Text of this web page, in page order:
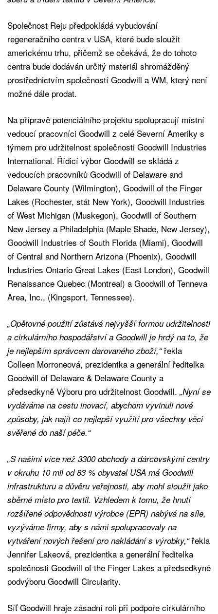
Společnost Reju předpokládá vybudování
regeneračního centra v USA, které bude sloužit
americkému trhu, přičemž se očekává, že do tohoto
centra bude dodáván určitý materiál shromážděný
prostřednictvím společností Goodwill a WM, který není
možné dále prodat.
Na přípravě potenciálního projektu spolupracují místní
vedoucí pracovníci Goodwill z celé Severní Ameriky s
týmem pro udržitelnost společnosti Goodwill Industries
International. Řídicí výbor Goodwill se skládá z
vedoucích pracovníků Goodwill of Delaware and
Delaware County (Wilmington), Goodwill of the Finger
Lakes (Rochester, stát New York), Goodwill Industries
of West Michigan (Muskegon), Goodwill of Southern
New Jersey a Philadelphia (Maple Shade, New Jersey),
Goodwill Industries of South Florida (Miami), Goodwill
of Central and Northern Arizona (Phoenix), Goodwill
Industries Ontario Great Lakes (East London), Goodwill
Renaissance Quebec (Montreal) a Goodwill of Tenneva
Area, Inc., (Kingsport, Tennessee).
„Opětovné použití zůstává nejvyšší formou udržitelnosti
a cirkulárního hospodářství a Goodwill je hrdý na to, že
je nejlepším správcem darovaného zboží,“řekla
Colleen Morroneová, prezidentka a generální ředitelka
Goodwill of Delaware & Delaware County a
předsedkyně Výboru pro udržitelnost Goodwill. „Nyní se
vydáváme na cestu inovací, abychom vyvinuli nové
způsoby, jak najít co nejlepší využití pro všechny věci
svěřené do naší péče.“
„S našimi více než 3300 obchody a dárcovskými centry
v okruhu 10 mil od 83 % obyvatel USA má Goodwill
infrastrukturu a důvěru veřejnosti, aby mohl sloužit jako
sběrné místo pro textil. Vzhledem k tomu, že hnutí
rozšířené odpovědnosti výrobce (EPR) nabývá na síle,
vyzýváme firmy, aby s námi spolupracovaly na
vytváření nových řešení pro nakládání s výrobky,“řekla
Jennifer Lakeová, prezidentka a generální ředitelka
společnosti Goodwill of the Finger Lakes a předsedkyně
podvýboru Goodwill Circularity.
Síť Goodwill hraje zásadní roli při podpoře cirkulárního